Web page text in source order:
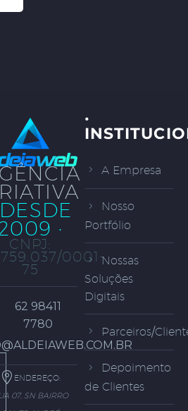
DESDE
·
CNPJ:
0001-
75
62 98411
7780
ENDEREÇO:
07, SN BAIRRO
·
A Empresa
Nosso
Portfólio
Nossas
Soluções
Digitais
Parceiros/
Depoimento
de Clientes